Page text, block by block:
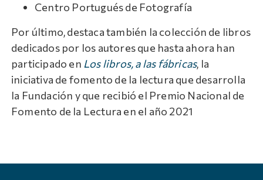
Centro Portugués de Fotografía
Por último, destaca también la colección de libros
dedicados por los autores que hasta ahora han
participado en Los libros, a las fábricas, la
iniciativa de fomento de la lectura que desarrolla
la Fundación y que recibió el Premio Nacional de
Fomento de la Lectura en el año 2021